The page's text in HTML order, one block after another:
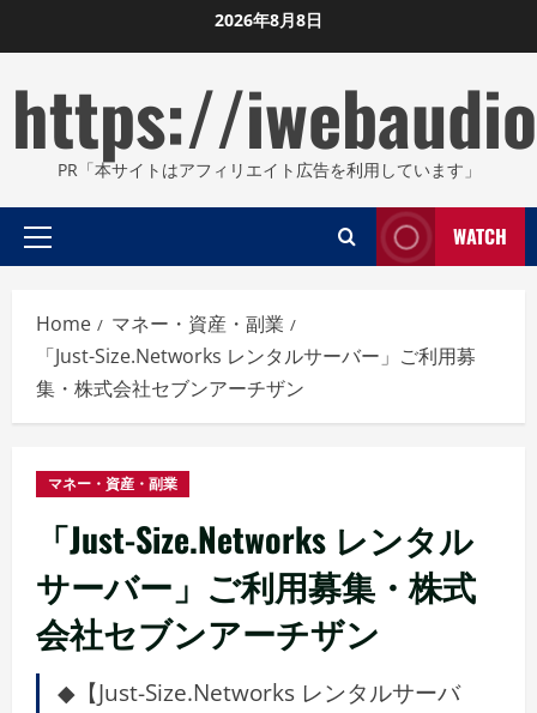
to
2026年8月8日
https://
PR「本サイトはアフィリエイト広告を利用しています」
Primary
WATCH
Home
マネー・資産・副業
「Just-Size.Networks レンタルサーバー」ご利用募
集・株式会社セブンアーチザン
マネー・資産・副業
「Just-Size.Networks レンタル
サーバー」ご利用募集・株式
会社セブンアーチザン
◆【Just-Size.Networks レンタルサーバ